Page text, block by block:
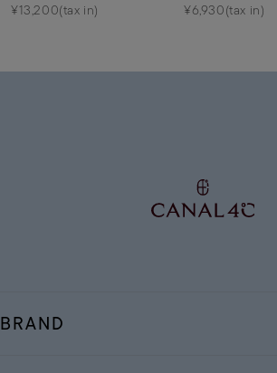
¥13,200(tax in) ¥6,930(tax in)
BRAND